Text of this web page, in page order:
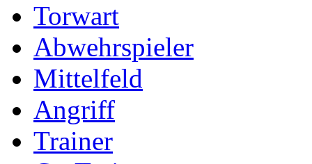
Torwart
Abwehrspieler
Mittelfeld
Angriff
Trainer